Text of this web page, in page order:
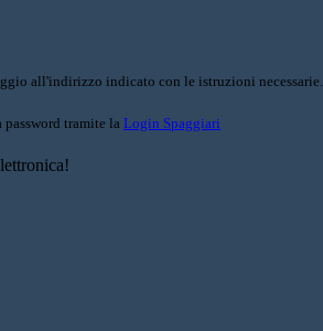
all'indirizzo indicato con le istruzioni necessarie.
tramite la Login Spaggiari